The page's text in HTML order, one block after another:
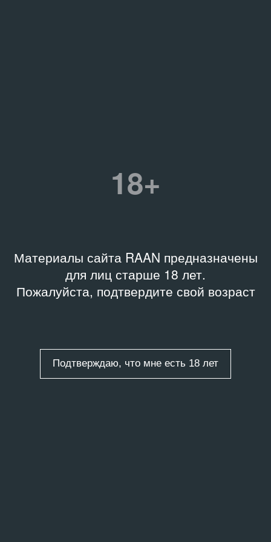
18+
Материалы сайта RAAN предназначены
для лиц старше 18 лет.
Пожалуйста, подтвердите свой возраст
Подтверждаю, что мне есть 18 лет